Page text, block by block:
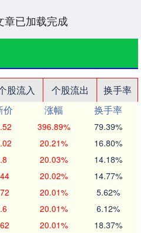
章已加载完成
股流入 个股流出
换手率
价 涨幅
换手率
396.89% 79.39%
20.21% 16.80%
20.03% 14.18%
20.02% 14.77%
20.01% 5.62%
20.01% 6.12%
20.01% 18.37%